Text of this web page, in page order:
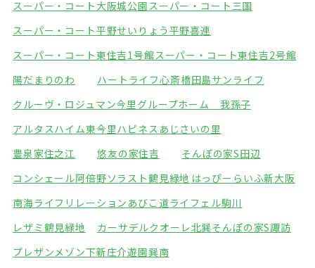
スーパー・コート大阪城公園 スーパー・コート三国
スーパー・コート平野せいりょう平野喜連
スーパー・コート東住吉1号館スーパー・コート東住吉2号館
陽だまりのわ
ハートライフ心斎橋田島サンライフ
クルーヴ・ロジュマン今里 グループホーム 我孫子
アルタスハイム東今里ハピネスあじさいの里
豊泉家住之江
悠友の家住吉
そんぽの家S田辺
コンシェール阿倍野ソラスト鶴見緑地 はっぴーらいふ新大阪
南海ライフリレーションあびこ道ライフェル駒川
レザミ鶴見緑地
カーサデルクオーレ北巽そんぽの家S諏訪
プレザンメゾン下新庄介遊園巽南